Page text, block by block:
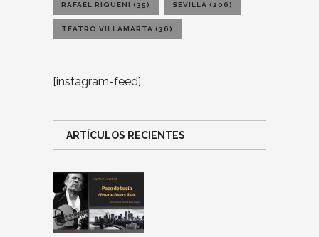
RAFAEL RIQUENI (35) SEVILLA (206)
TEATRO VILLAMARTA (36)
[instagram-feed]
ARTÍCULOS RECIENTES